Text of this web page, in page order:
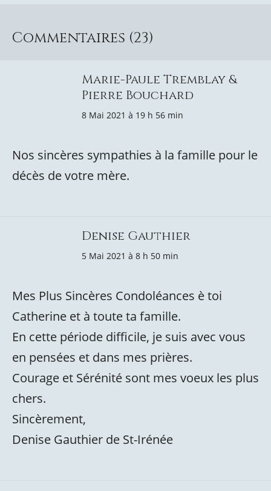
Commentaires (23)
Marie-Paule Tremblay &
Pierre Bouchard
8 Mai 2021 à 19 h 56 min
Nos sincères sympathies à la famille pour le
décès de votre mère.
Denise Gauthier
5 Mai 2021 à 8 h 50 min
Mes Plus Sincères Condoléances è toi
Catherine et à toute ta famille.
En cette période difficile, je suis avec vous
en pensées et dans mes prières.
Courage et Sérénité sont mes voeux les plus
chers.
Sincèrement,
Denise Gauthier de St-Irénée